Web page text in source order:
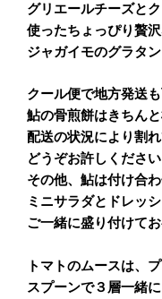
グリエールチーズと
使ったちょっぴり贅
ジャガイモのグラタ
クール便で地方発送も
鮎の骨煎餅はきちん
配送の状況により割
どうぞお許しください
その他、鮎は付け合
ミニサラダとドレッ
ご一緒に盛り付けて
トマトのムースは、
スプーンで３層一緒